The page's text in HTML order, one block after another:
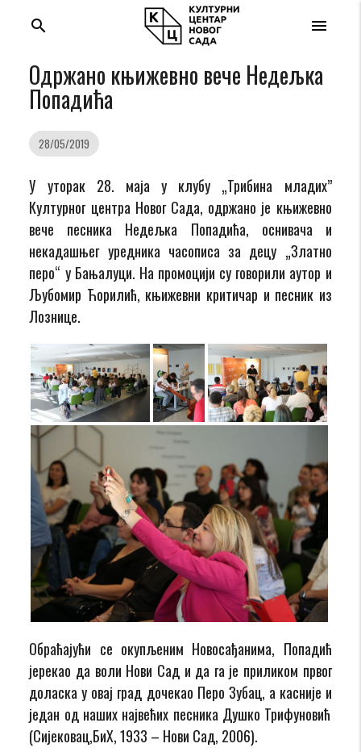
menu
search
Одржано књижевно вече Недељка
Попадића
28/05/2019
У уторак 28. маја у клубу „Трибина млaдих”
Културног центра Новог Сада, одржано је књижевно
вече песника Недељка Попадића, оснивача и
некадашњег уредника часописа за децу „Златно
перо“ у Бањалуци. На промоцији су говорили аутор и
Љубомир Ћорилић, књижевни критичар и песник из
Лознице.
Обраћајући се окупљеним Новосађанима, Попадић
јерекао да воли Нови Сади да га је приликом првог
доласка у овај град дочекао Перо Зубац, а касније и
један од наших највећих песника Душко Трифуновић
(Сијековац,БиХ, 1933 – Нови Сад, 2006).